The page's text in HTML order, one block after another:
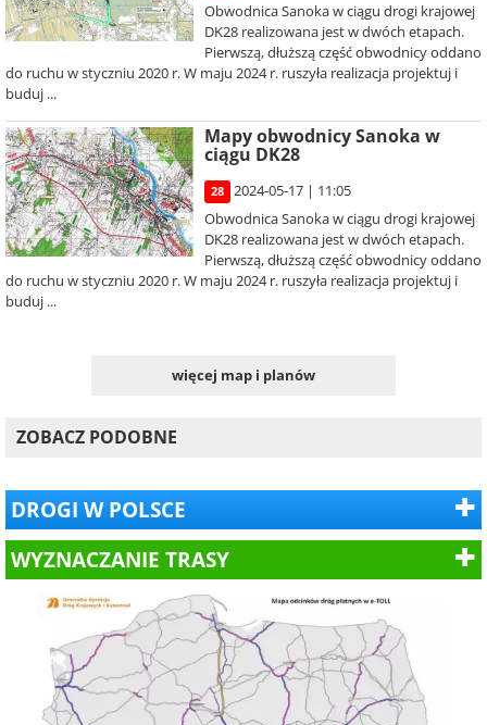
Obwodnica Sanoka w ciągu drogi krajowej
DK28 realizowana jest w dwóch etapach.
Pierwszą, dłuższą część obwodnicy oddano
do ruchu w styczniu 2020 r. W maju 2024 r. ruszyła realizacja projektuj i
buduj ...
Mapy obwodnicy Sanoka w
ciągu DK28
28
2024-05-17 | 11:05
Obwodnica Sanoka w ciągu drogi krajowej
DK28 realizowana jest w dwóch etapach.
Pierwszą, dłuższą część obwodnicy oddano
do ruchu w styczniu 2020 r. W maju 2024 r. ruszyła realizacja projektuj i
buduj ...
więcej map i planów
ZOBACZ PODOBNE
DROGI W POLSCE
WYZNACZANIE TRASY